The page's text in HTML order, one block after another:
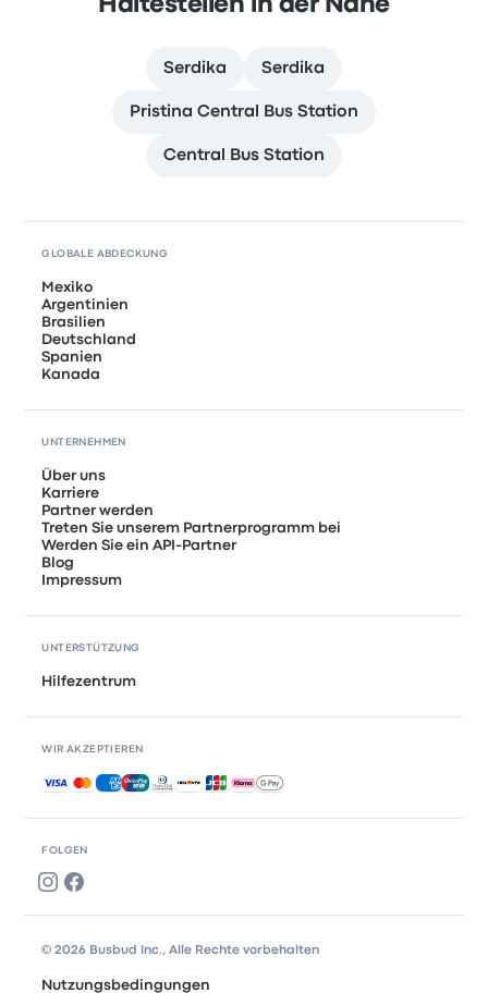
Haltestellen in der Nähe
Serdika Serdika
Pristina Central Bus Station
Central Bus Station
FOLGEN
GLOBALE ABDECKUNG
Mexiko
Argentinien
Brasilien
Deutschland
Spanien
Kanada
UNTERNEHMEN
Über uns
Karriere
Partner werden
Treten Sie unserem Partnerprogramm bei
Werden Sie ein API-Partner
Blog
Impressum
UNTERSTÜTZUNG
Hilfezentrum
WIR AKZEPTIEREN
Akzeptierte Zahlungsmethoden
© 2026 Busbud Inc., Alle Rechte vorbehalten
Nutzungsbedingungen